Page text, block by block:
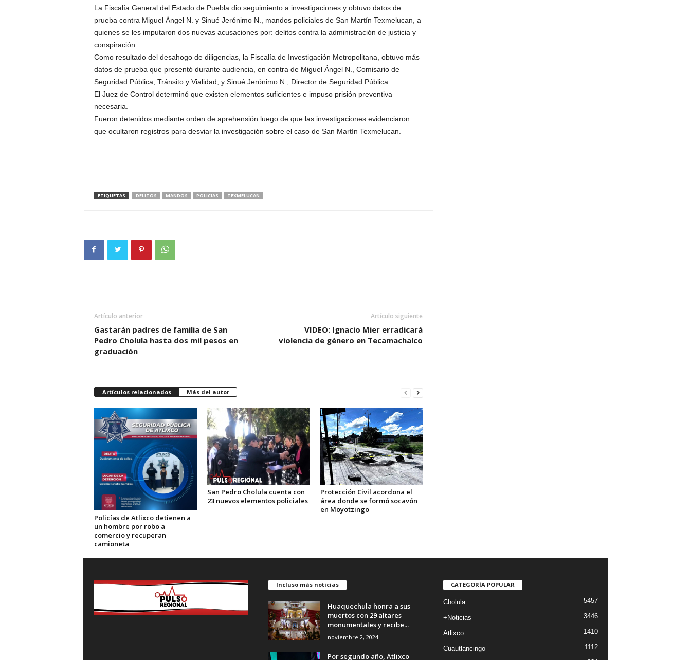
La Fiscalía General del Estado de Puebla dio seguimiento a investigaciones y obtuvo datos de
prueba contra Miguel Ángel N. y Sinué Jerónimo N., mandos policiales de San Martín Texmelucan, a
quienes se les imputaron dos nuevas acusaciones por: delitos contra la administración de justicia y
conspiración.
Como resultado del desahogo de diligencias, la Fiscalía de Investigación Metropolitana, obtuvo más
datos de prueba que presentó durante audiencia, en contra de Miguel Ángel N., Comisario de
Seguridad Pública, Tránsito y Vialidad, y Sinué Jerónimo N., Director de Seguridad Pública.
El Juez de Control determinó que existen elementos suficientes e impuso prisión preventiva
necesaria.
Fueron detenidos mediante orden de aprehensión luego de que las investigaciones evidenciaron
que ocultaron registros para desviar la investigación sobre el caso de San Martín Texmelucan.
ETIQUETAS DELITOS MANDOS POLICIAS TEXMELUCAN
Artículo anterior
Gastarán padres de familia de San
Pedro Cholula hasta dos mil pesos en
graduación
Artículo siguiente
VIDEO: Ignacio Mier erradicará
violencia de género en Tecamachalco
Artículos relacionados Más del autor
Policías de Atlixco detienen a
un hombre por robo a
comercio y recuperan
camioneta
San Pedro Cholula cuenta con
23 nuevos elementos policiales
Protección Civil acordona el
área donde se formó socavón
en Moyotzingo
Incluso más noticias
Huaquechula honra a sus
muertos con 29 altares
monumentales y recibe...
noviembre 2, 2024
Por segundo año, Atlixco
CATEGORÍA POPULAR
Cholula 5457
+Noticias 3446
Atlixco 1410
Cuautlancingo 1112